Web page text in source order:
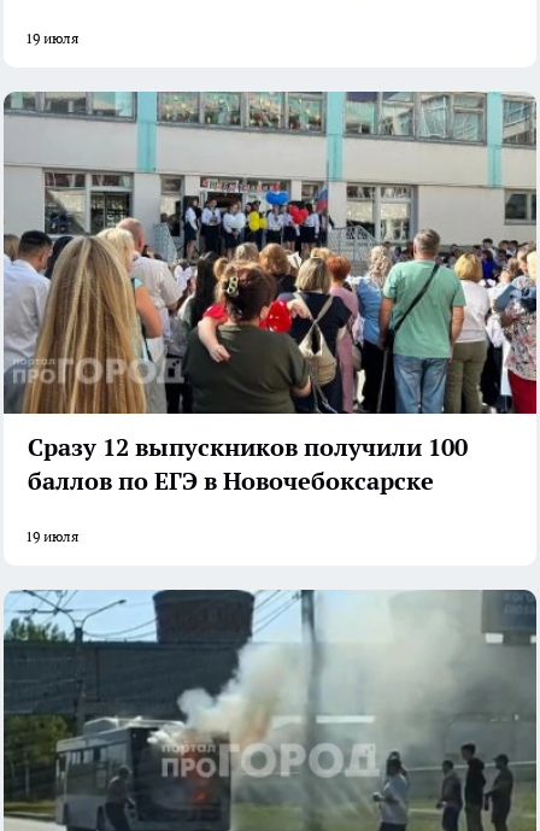
19 июля
Сразу 12 выпускников получили 100
баллов по ЕГЭ в Новочебоксарске
19 июля